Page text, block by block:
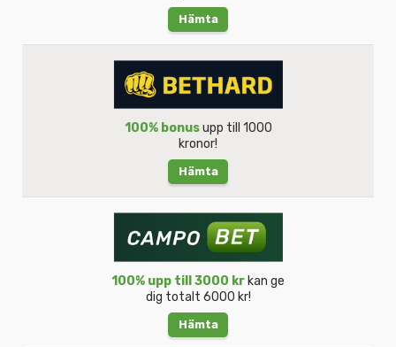
Hämta
100% bonusupp till 1000
kronor!
Hämta
100% upp till 3000 kr kan ge
dig totalt 6000 kr!
Hämta